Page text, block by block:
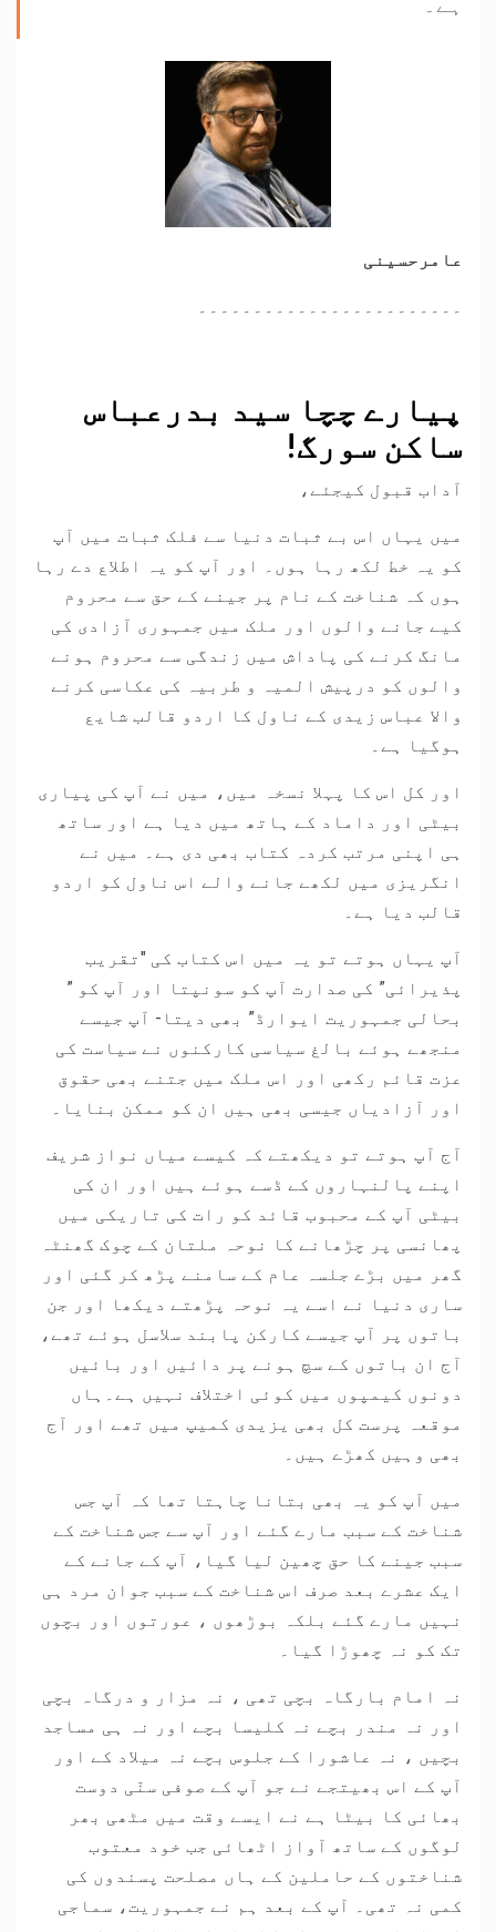
عامرحسینی
پیارے چچا سید بدرعباس
ساکن سورگ!
آداب قبول کیجئے،
میں یہاں اس بے ثبات دنیا سے فلک ثبات میں آپ
کو یہ خط لکھ رہا ہوں۔ اور آپ کو یہ اطلاع دے رہا
ہوں کہ شناخت کے نام پر جینے کے حق سے محروم
کیے جانے والوں اور ملک میں جمہوری آزادی کی
مانگ کرنے کی پاداش میں زندگی سے محروم ہونے
والوں کو درپیش المیہ و طربیہ کی عکاسی کرنے
والا عباس زیدی کے ناول کا اردو قالب شایع
ہوگیا ہے۔
اور کل اس کا پہلا نسخہ میں، میں نے آپ کی پیاری
بیٹی اور داماد کے ہاتھ میں دیا ہے اور ساتھ
ہی اپنی مرتب کردہ کتاب بھی دی ہے۔ میں نے
انگریزی میں لکھے جانے والے اس ناول کو اردو
قالب دیا ہے۔
آپ یہاں ہوتے تو یہ میں اس کتاب کی "تقریب
پذیرائی” کی صدارت آپ کو سونپتا اور آپ کو ”
بحالی جمہوریت ایوارڈ” بھی دیتا- آپ جیسے
منجھے ہوئے بالغ سیاسی کارکنوں نے سیاست کی
عزت قائم رکھی اور اس ملک میں جتنے بھی حقوق
اور آزادیاں جیسی بھی ہیں ان کو ممکن بنایا۔
آج آپ ہوتے تو دیکھتے کہ کیسے میاں نواز شریف
اپنے پالنہاروں کے ڈسے ہوئے ہیں اور ان کی
بیٹی آپ کے محبوب قائد کو رات کی تاریکی میں
پھانسی پر چڑھانے کا نوحہ ملتان کے چوک گھنٹہ
گھر میں بڑے جلسہ عام کے سامنے پڑھ کر گئی اور
ساری دنیا نے اسے یہ نوحہ پڑھتے دیکھا اور جن
باتوں پر آپ جیسے کارکن پابند سلاسل ہوئے تھے،
آج ان باتوں کے سچ ہونے پر دائیں اور بائیں
دونوں کیمپوں میں کوئی اختلاف نہیں ہے۔ہاں
موقعہ پرست کل بھی یزیدی کمیپ میں تھے اور آج
بھی وہیں کھڑے ہیں۔
میں آپ کو یہ بھی بتانا چاہتا تھا کہ آپ جس
شناخت کے سبب مارے گئے اور آپ سے جس شناخت کے
سبب جینے کا حق چھین لیا گیا، آپ کے جانے کے
ایک عشرے بعد صرف اس شناخت کے سبب جوان مرد ہی
نہیں مارے گئے بلکہ بوڑھوں ، عورتوں اور بچوں
تک کو نہ چھوڑا گیا۔
نہ امام بارگاہ بچی تھی ، نہ مزار و درگاہ بچی
اور نہ مندر بچے نہ کلیسا بچے اور نہ ہی مساجد
بچیں ، نہ عاشورا کے جلوس بچے نہ میلاد کے اور
آپ کے اس بھیتجے نے جو آپ کے صوفی سنّی دوست
بھائی کا بیٹا ہے نے ایسے وقت میں مٹھی بھر
لوگوں کے ساتھ آواز اٹھائی جب خود معتوب
شناختوں کے حاملین کے ہاں مصلحت پسندوں کی
کمی نہ تھی۔ آپ کے بعد ہم نے جمہوریت، سماجی